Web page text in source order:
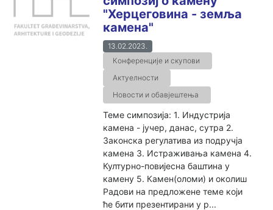
"Херцеговина - земља
камена"
13.02.2023.
Конференције и скупови
Актуелности
Новости и обавјештења
Теме симпозија: 1. Индустрија
камена - јучер, данас, сутра 2.
Законска регулатива из подручја
камена 3. Истраживања камена 4.
Културно-повијесна баштина у
камену 5. Камен(оломи) и околиш
Радови на предложене теме који
ће бити презентирани у р...